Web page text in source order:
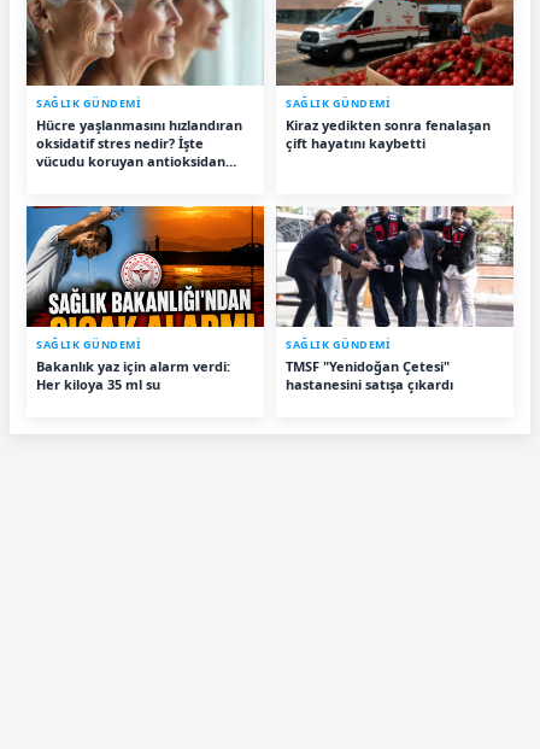
SAĞLIK GÜNDEMİ
Hücre yaşlanmasını hızlandıran
oksidatif stres nedir? İşte
vücudu koruyan antioksidan
SAĞLIK GÜNDEMİ
Kiraz yedikten sonra fenalaşan
çift hayatını kaybetti
SAĞLIK GÜNDEMİ
Bakanlık yaz için alarm verdi:
Her kiloya 35 ml su
SAĞLIK GÜNDEMİ
TMSF "Yenidoğan Çetesi"
hastanesini satışa çıkardı